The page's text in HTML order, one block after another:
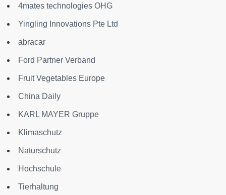
4mates technologies OHG
Yingling Innovations Pte Ltd
abracar
Ford Partner Verband
Fruit Vegetables Europe
China Daily
KARL MAYER Gruppe
Klimaschutz
Naturschutz
Hochschule
Tierhaltung